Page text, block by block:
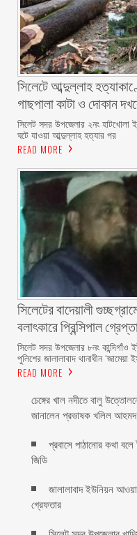
সিলেটে আব্দুল্লাহ
গাছপালা কাটা ও দোকান
সিলেট সদর উপজেলার ২নং হাটখোলা
ঘটে যাওয়া আব্দুল্লাহ হত্যার পর
READ MORE
সিলেটের বাদেয়ালী
বলাৎকারে প্রিন্সিপাল
সিলেট সদর উপজেলার ৮নং কান্দিগাঁও
পুলিশের জালালাবাদ থানাধীন ‘জামেয়া
READ MORE
চেঙ্গের খাল নদীতে বালু
জানালেন প্রভাষক খলিল আহমদ
প্রবাসে পাঠানোর কথা
জিডি ‎
জালালাবাদ ইউনিয়ন
গ্রেফতার